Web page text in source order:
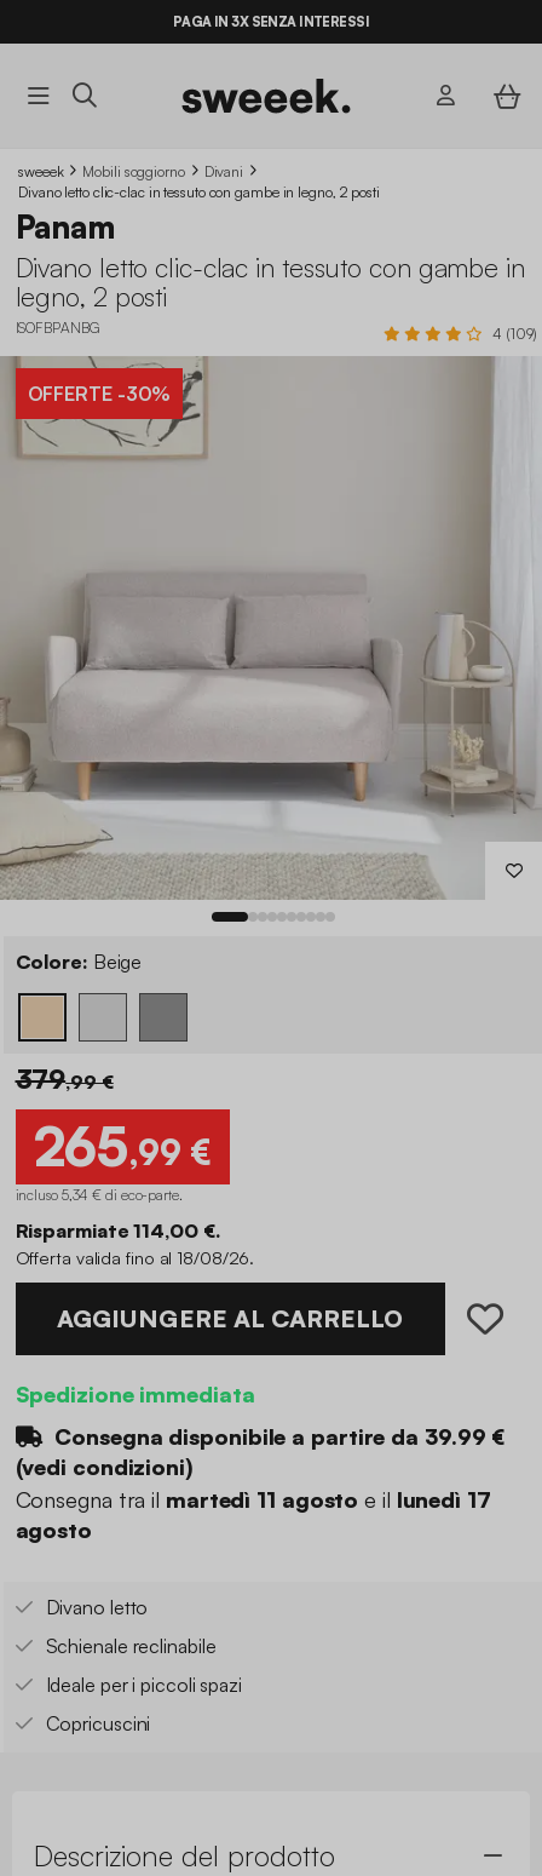
PAGA IN 3X SENZA INTERESSI
sweeek Mobili soggiorno
Divani
Divano letto clic-clac in tessuto con gambe in legno, 2 posti
Panam
Divano letto clic-clac in tessuto con gambe in
legno, 2 posti
ISOFBPANBG 4 (109)
OFFERTE-30%
Colore: Beige
379,99 €
265,99 €
incluso 5,34 € di eco-parte.
Risparmiate 114,00 €.
Offerta valida fino al 18/08/26.
AGGIUNGERE AL CARRELLO
Spedizione immediata
Consegna disponibile a partire da 39.99 €
(vedi condizioni)
Consegna tra il martedì 11 agosto e il lunedì 17
agosto
Divano letto
Schienale reclinabile
Ideale per i piccoli spazi
Copricuscini
Descrizione del prodotto